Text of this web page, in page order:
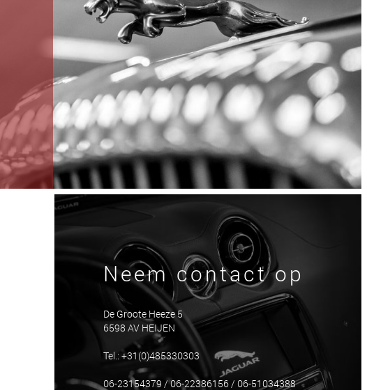
Neem contact op
De Groote Heeze 5
6598 AV HEIJEN
Tel.: +31(0)485330303
06-23154379 / 06-22386156 / 06-51034388